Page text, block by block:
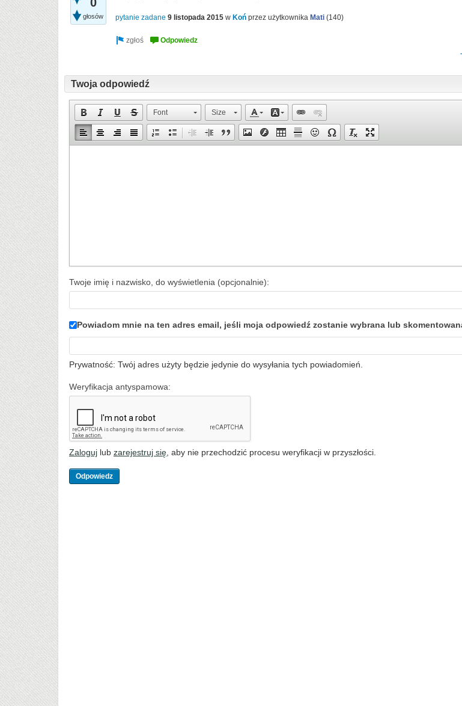
głosów pytanie zadane 9 listopada 2015 w Koń przez użytkownika Mati (140)
Twoja odpowiedź
Font Size
Twoje imię i nazwisko, do wyświetlenia (opcjonalnie):
Powiadom mnie na ten adres email, jeśli moja odpowiedź zostanie wybrana lub
Prywatność: Twój adres użyty będzie jedynie do wysyłania tych powiadomień.
Weryfikacja antyspamowa:
Zaloguj lub zarejestruj się , aby nie przechodzić procesu weryfikacji w przyszłości.